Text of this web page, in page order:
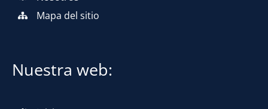
Mapa del sitio
Nuestra web: